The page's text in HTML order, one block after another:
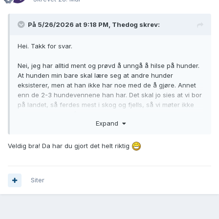
På 5/26/2026 at 9:18 PM, Thedog skrev:
Hei. Takk for svar.
Nei, jeg har alltid ment og prøvd å unngå å hilse på hunder.
At hunden min bare skal lære seg at andre hunder
eksisterer, men at han ikke har noe med de å gjøre. Annet
enn de 2-3 hundevennene han har. Det skal jo sies at vi bor
på landet, så ferdes mest i skog og fjells, så vi møter ikke
grei, mtp han har vært med meg på jobb over hele landet
noen anledninger for sosialisering, altså se men ikke røre,
vi svært sjeldent da han girer seg opp altfor mye og mister
fokus. Med ballen kan han være løs blant hunder og folk
Expand
Veldig bra! Da har du gjort det helt riktig
Siter